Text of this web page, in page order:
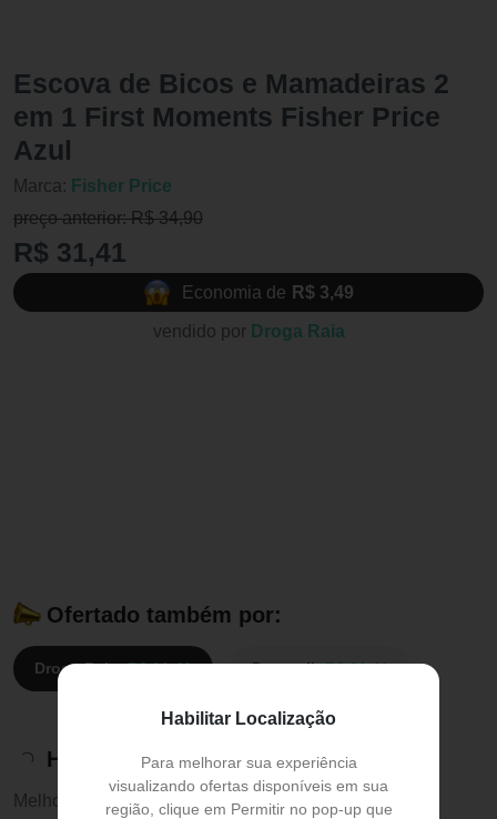
Habilitar Localização
Para melhorar sua experiência
visualizando ofertas disponíveis em sua
região, clique em Permitir no pop-up que
Escova de Bicos e Mamadeiras 2
em 1 First Moments Fisher Price
Azul
Marca: Fisher Price
preço anterior: R$ 34,90
R$ 31,41
Economia de R$ 3,49
vendido por Droga Raia
Ofertado também por:
Droga Raia:R$ 31,41 Drogasil:R$ 31,41
Histórico de preços
Melhor preço: R$ 31,41